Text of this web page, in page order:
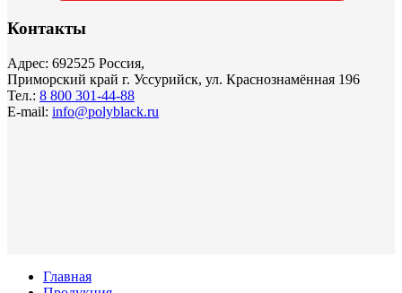
Контакты
Адрес: 692525 Россия,
Приморский край г. Уссурийск, ул. Краснознамённая 196
Тел.: 8 800 301-44-88
E-mail: info@polyblack.ru
Главная